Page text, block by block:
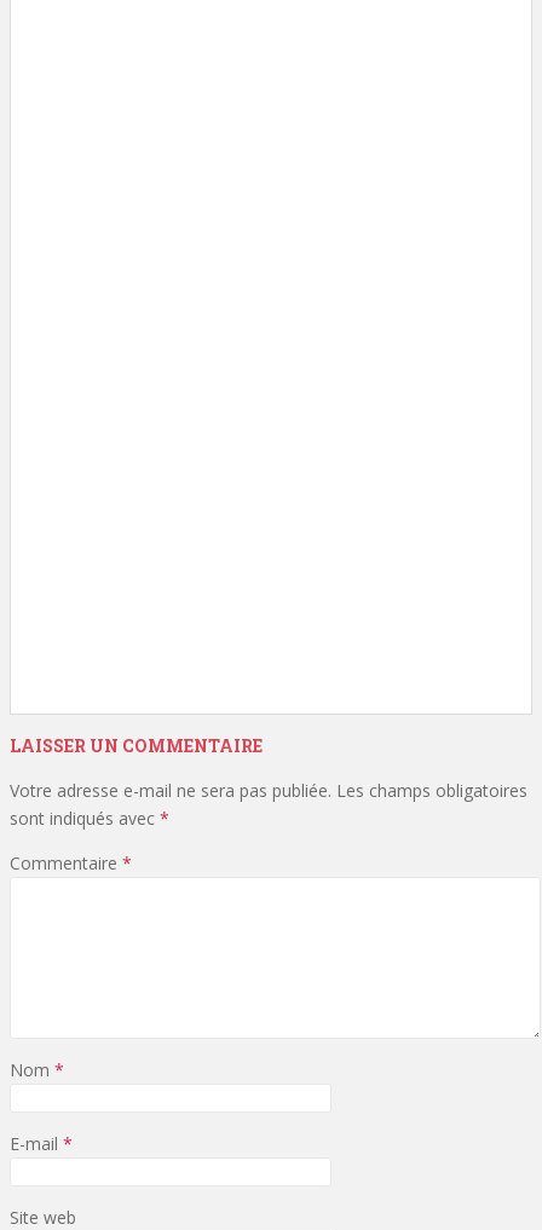
LAISSER UN COMMENTAIRE
Votre adresse e-mail ne sera pas publiée. Les champs obligatoires
sont indiqués avec *
Commentaire *
Nom *
E-mail *
Site web